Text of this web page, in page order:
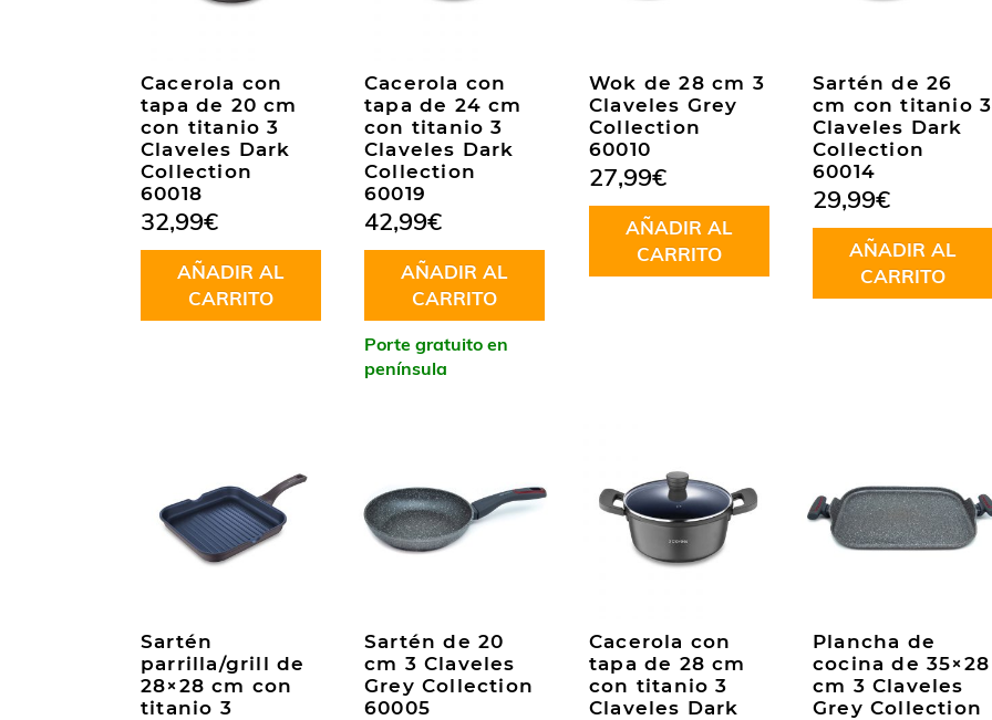
Cacerola con
tapa de 20 cm
con titanio 3
Claveles Dark
Collection
60018
32,99€
AÑADIR AL
CARRITO
Cacerola con
tapa de 24 cm
con titanio 3
Claveles Dark
Collection
60019
42,99€
AÑADIR AL
CARRITO
Porte gratuito en
península
Wok de 28 cm 3
Claveles Grey
Collection
60010
27,99€
AÑADIR AL
CARRITO
Sartén de 26
cm con titanio 3
Claveles Dark
Collection
60014
29,99€
AÑADIR AL
CARRITO
Sartén
parrilla/grill de
28×28 cm con
titanio 3
Sartén de 20
cm 3 Claveles
Grey Collection
60005
Cacerola con
tapa de 28 cm
con titanio 3
Claveles Dark
Plancha de
cocina de 35×28
cm 3 Claveles
Grey Collection